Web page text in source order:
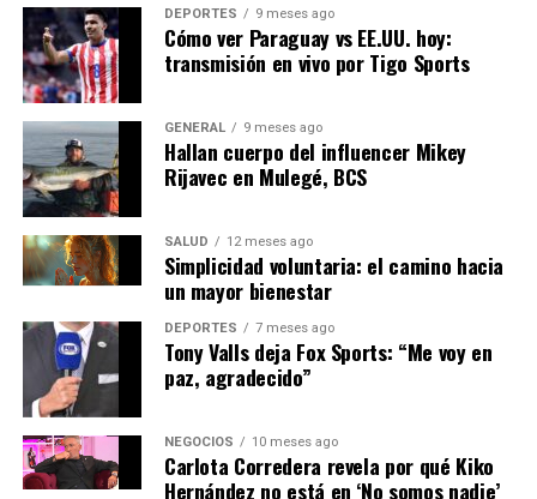
Una de las medidas propuestas es la creación de un
fondo común europeo para la compra de gas, lo que
podría ayudar a estabilizar los precios. Además, se está
discutiendo la aceleración de proyectos de energía
renovable y la mejora de la eficiencia energética en
edificios y fábricas.
“Es crucial que Europa
invierta en tecnologías
limpias y en la
modernización de su
infraestructura energética
para evitar futuras crisis”,
DEPORTES 9 meses ago
Cómo ver Paraguay vs EE.UU. hoy:
transmisión en vivo por Tigo Sports
GENERAL 9 meses ago
Hallan cuerpo del influencer Mikey
Rijavec en Mulegé, BCS
SALUD 12 meses ago
Simplicidad voluntaria: el camino hacia
un mayor bienestar
DEPORTES 7 meses ago
Tony Valls deja Fox Sports: “Me voy en
paz, agradecido”
NEGOCIOS 10 meses ago
Carlota Corredera revela por qué Kiko
Hernández no está en ‘No somos nadie’